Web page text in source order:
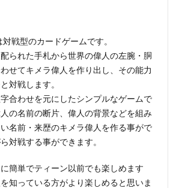
戦型のカードゲームです。
られた手札から世界の偉人の左腕・胴
せてキメラ偉人を作り出し、その能力
対戦します。
合わせを元にしたシンプルなゲームで
の名前の断片、偉人の背景などを組み
名前・来歴のキメラ偉人を作る事がで
対戦する事ができます。
簡単でティーン以前でも楽しめます
知っている方がより楽しめると思いま